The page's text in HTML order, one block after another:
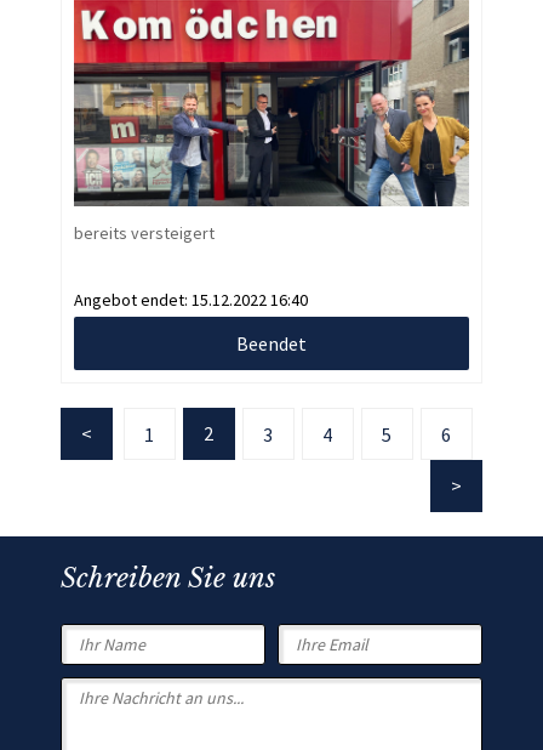
bereits versteigert
Angebot endet: 15.12.2022 16:40
Beendet
1 2 3 4 5 6
Schreiben Sie uns